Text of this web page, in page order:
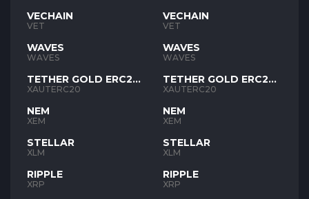
VECHAIN
VET
WAVES
WAVES
TETHER GOLD ERC20
XAUT
XAUTERC20
NEM
XEM
STELLAR
XLM
RIPPLE
XRP
VECHAIN
VET
WAVES
WAVES
TETHER GOLD ERC20
XAUT
XAUTERC20
NEM
XEM
STELLAR
XLM
RIPPLE
XRP